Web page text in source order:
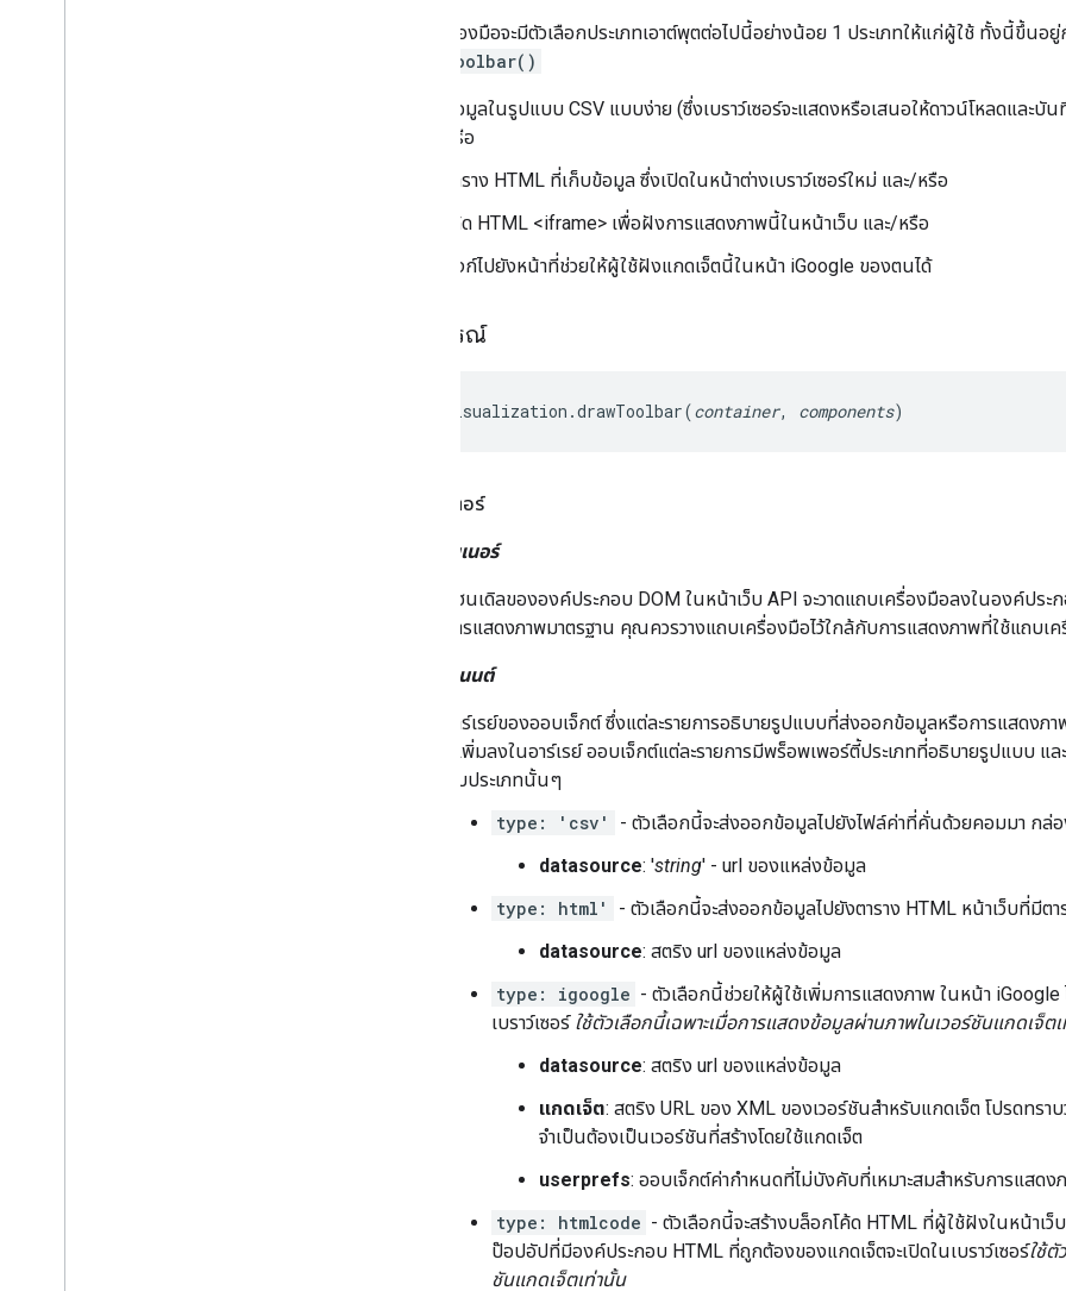
แถบเครื่องมือจะมีตัวเลือกประเภทเอาต์พุตต่อไปนี้อย่างน้อย 1 ประเภทให้แก่ผู้ใช้ ทั้งนี้ขึ้
drawToolbar()
ข้อมูลในรูปแบบ CSV แบบง่าย (ซึ่งเบราว์เซอร์จะแสดงหรือเสนอให้ดาวน์โหลดและ
หรือ
ตาราง HTML ที่เก็บข้อมูล ซึ่งเปิดในหน้าต่างเบราว์เซอร์ใหม่ และ/หรือ
โค้ด HTML <iframe> เพื่อฝังการแสดงภาพนี้ในหน้าเว็บ และ/หรือ
ลิงก์ไปยังหน้าที่ช่วยให้ผู้ใช้ฝังแกดเจ็ตนี้ในหน้า iGoogle ของตนได้
ไวยากรณ์
google.visualization.drawToolbar(container, components)
พารามิเตอร์
คอนเทนเนอร์
แฮนเดิลขององค์ประกอบ DOM ในหน้าเว็บ API จะวาดแถบเครื่องมือลงในองค์ปร
การแสดงภาพมาตรฐาน คุณควรวางแถบเครื่องมือไว้ใกล้กับการแสดงภาพที่ใช้แถบเ
คอมโพเนนต์
อาร์เรย์ของออบเจ็กต์ ซึ่งแต่ละรายการอธิบายรูปแบบที่ส่งออกข้อมูลหรือการแสดงภ
ที่เพิ่มลงในอาร์เรย์ ออบเจ็กต์แต่ละรายการมีพร็อพเพอร์ตี้ประเภทที่อธิบายรูปแบบ
กับประเภทนั้นๆ
type: 'csv'
- ตัวเลือกนี้จะส่งออกข้อมูลไปยังไฟล์ค่าที่คั่นด้วยคอมมา กล่อ
datasource: 'string' - url ของแหล่งข้อมูล
type: html'
- ตัวเลือกนี้จะส่งออกข้อมูลไปยังตาราง HTML หน้าเว็บที่มีตา
datasource: สตริง url ของแหล่งข้อมูล
type: igoogle - ตัวเลือกนี้ช่วยให้ผู้ใช้เพิ่มการแสดงภาพ ในหน้า iGoogle
เบราว์เซอร์ ใช้ตัวเลือกนี้เฉพาะเมื่อการแสดงข้อมูลผ่านภาพในเวอร์ชันแกดเจ็ต
datasource: สตริง url ของแหล่งข้อมูล
แกดเจ็ต: สตริง URL ของ XML ของเวอร์ชันสำหรับแกดเจ็ต โปรดทร
จำเป็นต้องเป็นเวอร์ชันที่สร้างโดยใช้แกดเจ็ต
userprefs: ออบเจ็กต์ค่ากำหนดที่ไม่บังคับที่เหมาะสมสำหรับการแสด
type: htmlcode - ตัวเลือกนี้จะสร้างบล็อกโค้ด HTML ที่ผู้ใช้ฝังในหน้าเ
ป๊อปอัปที่มีองค์ประกอบ HTML ที่ถูกต้องของแกดเจ็ตจะเปิดในเบราว์เซอร์ใช้ตั
ชันแกดเจ็ตเท่านั้น